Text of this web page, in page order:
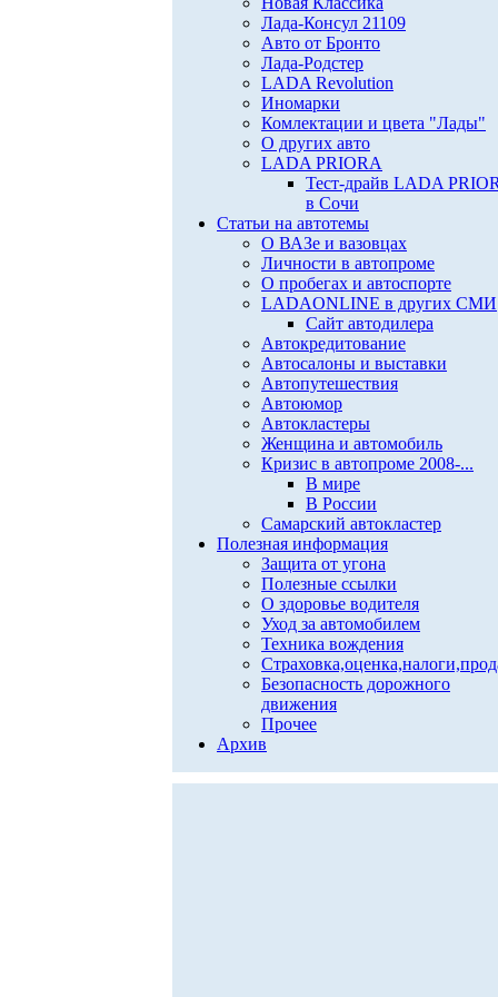
Лада-Консул 21109
Авто от Бронто
Лада-Родстер
LADA Revolution
Иномарки
Комлектации и цвета "Лады"
О других авто
LADA PRIORA
Тест-драйв LADA
в Сочи
Статьи на автотемы
О ВАЗе и вазовцах
Личности в автопроме
О пробегах и автоспорте
LADAONLINE в других СМИ
Сайт автодилера
Автокредитование
Автосалоны и выставки
Автопутешествия
Автоюмор
Автокластеры
Женщина и автомобиль
Кризис в автопроме 2008-...
В мире
В России
Самарский автокластер
Полезная информация
Защита от угона
Полезные ссылки
О здоровье водителя
Уход за автомобилем
Техника вождения
Безопасность дорожного
движения
Прочее
Архив